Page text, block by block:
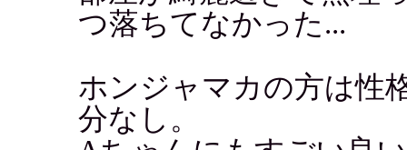
つ落ちてなかった...
ホンジャマカの方は性
分なし。